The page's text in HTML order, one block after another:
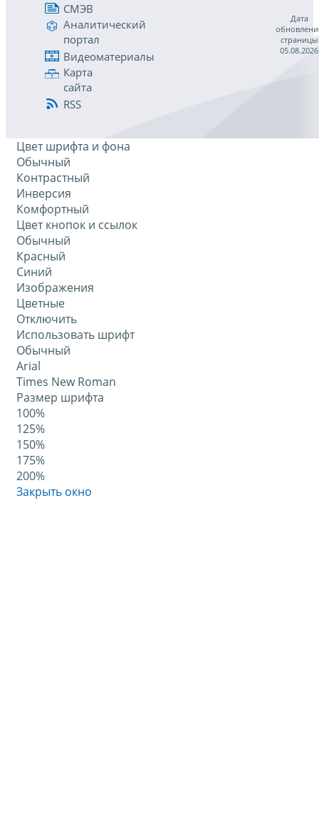
СМЭВ
Аналитический
портал
Видеоматериалы
Карта
сайта
RSS
Дата
страницы
05.08.2026
Цвет шрифта и фона
Обычный
Контрастный
Инверсия
Комфортный
Цвет кнопок и ссылок
Обычный
Красный
Синий
Изображения
Цветные
Отключить
Использовать шрифт
Обычный
Arial
Times New Roman
Размер шрифта
100%
125%
150%
175%
200%
Закрыть окно